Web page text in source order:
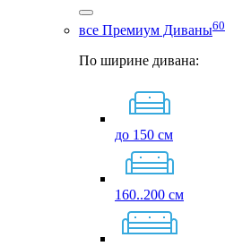
все Премиум Диваны60
По ширине дивана:
до 150 см
160..200 см